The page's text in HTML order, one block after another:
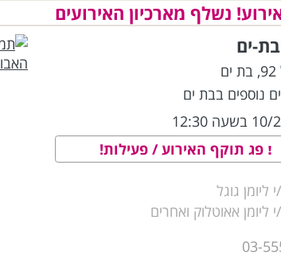
נשלף מארכיון האירועים
בת-ים
, בת ים
נוספים בבת ים
12:30
פג תוקף האירוע / פעילות!
ליומן גוגל
ליומן אאוטלוק ואחרים
03-